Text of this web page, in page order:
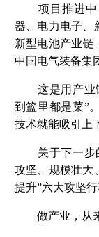
项目推进中
器、电力电子、
新型电池产业链
中国电气装备集
这是用产业链
到篮里都是菜”
技术就能吸引上
关于下一步的
攻坚、规模壮大
提升”六大攻坚
做产业，从来